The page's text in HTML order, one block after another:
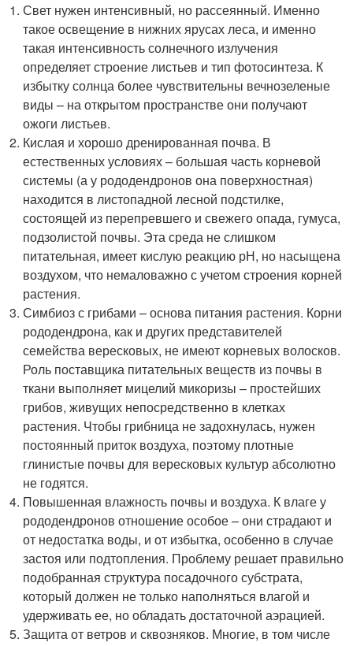
Свет нужен интенсивный, но рассеянный. Именно
такое освещение в нижних ярусах леса, и именно
такая интенсивность солнечного излучения
определяет строение листьев и тип фотосинтеза. К
избытку солнца более чувствительны вечнозеленые
виды – на открытом пространстве они получают
ожоги листьев.
Кислая и хорошо дренированная почва. В
естественных условиях – большая часть корневой
системы (а у рододендронов она поверхностная)
находится в листопадной лесной подстилке,
состоящей из перепревшего и свежего опада, гумуса,
подзолистой почвы. Эта среда не слишком
питательная, имеет кислую реакцию рН, но насыщена
воздухом, что немаловажно с учетом строения корней
растения.
Симбиоз с грибами – основа питания растения. Корни
рододендрона, как и других представителей
семейства вересковых, не имеют корневых волосков.
Роль поставщика питательных веществ из почвы в
ткани выполняет мицелий микоризы – простейших
грибов, живущих непосредственно в клетках
растения. Чтобы грибница не задохнулась, нужен
постоянный приток воздуха, поэтому плотные
глинистые почвы для вересковых культур абсолютно
не годятся.
Повышенная влажность почвы и воздуха. К влаге у
рододендронов отношение особое – они страдают и
от недостатка воды, и от избытка, особенно в случае
застоя или подтопления. Проблему решает правильно
подобранная структура посадочного субстрата,
который должен не только наполняться влагой и
удерживать ее, но обладать достаточной аэрацией.
Защита от ветров и сквозняков. Многие, в том числе